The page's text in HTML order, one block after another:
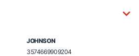
JOHNSON
3574669909204